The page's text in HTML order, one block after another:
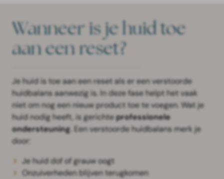
Wanneer is je huid toe
aan een reset?
Je huid is toe aan een reset als er een verstoorde
huidbalans aanwezig is. In deze fase helpt het vaak
niet om nog een nieuw product toe te voegen. Wat je
huid nodig heeft, is gerichteprofessionele
ondersteuning . Een verstoorde huidbalans merk je
door:
Je huid dof of grauw oogt
Onzuiverheden blijven terugkomen